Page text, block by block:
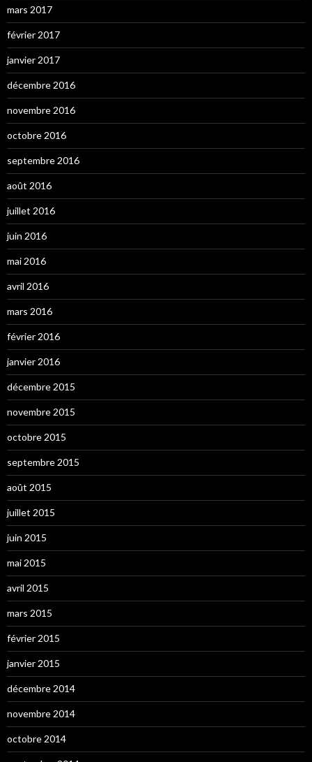
mars 2017
février 2017
janvier 2017
décembre 2016
novembre 2016
octobre 2016
septembre 2016
août 2016
juillet 2016
juin 2016
mai 2016
avril 2016
mars 2016
février 2016
janvier 2016
décembre 2015
novembre 2015
octobre 2015
septembre 2015
août 2015
juillet 2015
juin 2015
mai 2015
avril 2015
mars 2015
février 2015
janvier 2015
décembre 2014
novembre 2014
octobre 2014